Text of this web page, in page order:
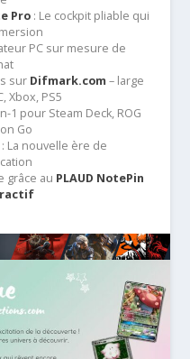
Pro: Le cockpit pliable qui
PC sur mesure de
sur Difmark.com – large
Xbox, PS5
1 pour Steam Deck, ROG
Go
: La nouvelle ère de
grâce au PLAUD NotePin